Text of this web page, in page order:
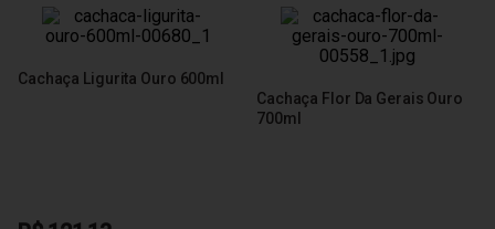
Cachaça Ligurita Ouro 600ml
Cachaça Flor Da Gerais Ouro
700ml